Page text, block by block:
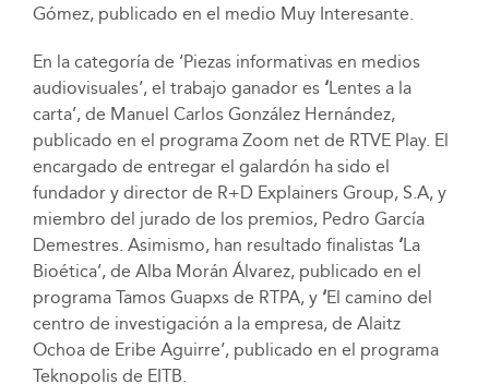
Gómez, publicado en el medio Muy Interesante.
En la categoría de ‘Piezas informativas en medios
audiovisuales’, el trabajo ganador es‘Lentes a la
carta’, de Manuel Carlos González Hernández,
publicado en el programa Zoom net de RTVE Play. El
encargado de entregar el galardón ha sido el
fundador y director de R+D Explainers Group, S.A, y
miembro del jurado de los premios, Pedro García
Demestres. Asimismo, han resultado finalistas ‘La
Bioética’, de Alba Morán Álvarez, publicado en el
programa Tamos Guapxs de RTPA, y ‘El camino del
centro de investigación a la empresa, de Alaitz
Ochoa de Eribe Aguirre’, publicado en el programa
Teknopolis de EITB.